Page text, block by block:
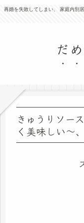
再婚を失敗してしまい、 家庭内別
だ
きゅうりソー
く美味しい～